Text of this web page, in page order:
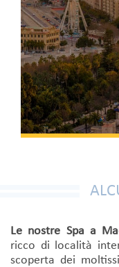
Le nostre Spa a
ricco di località
scoperta dei